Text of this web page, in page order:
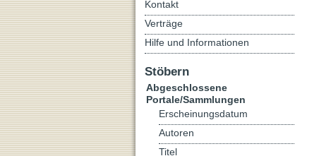
Kontakt
Verträge
Hilfe und Informationen
Stöbern
Abgeschlossene
Portale/Sammlungen
Erscheinungsdatum
Autoren
Titel